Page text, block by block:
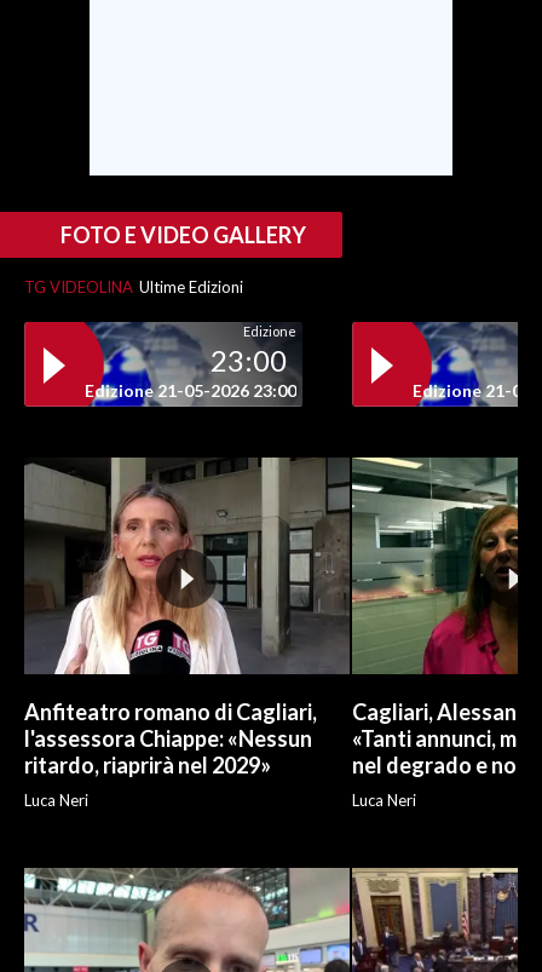
INSULARITÀ
ANNUNCI
NECROLOGI
SPIAGGE
FOTO E VIDEO GALLERY
TG VIDEOLINA Ultime Edizioni
Edizione
23:00
Edizione 21-05-2026 23:00 Edizione 21-05-
Anfiteatro romano di Cagliari,
l'assessora Chiappe: «Nessun
ritardo, riaprirà nel 2029»
Luca Neri
Cagliari,
«Tanti annunci,
nel degrado e non
Luca Neri